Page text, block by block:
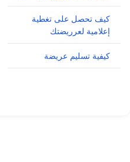
كيف تحصل على تغطية
إعلامية لعرريضتك
كيفية تسليم عريضة